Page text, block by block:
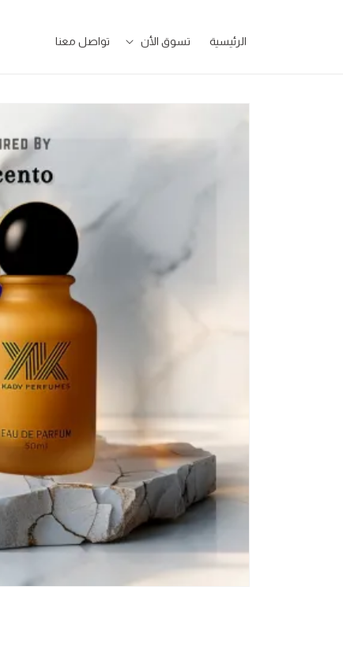
الرئيسية تسوق الأن تواصل معنا
تخطى